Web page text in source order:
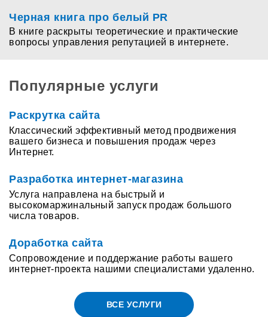
Черная книга про белый PR
В книге раскрыты теоретические и практические
вопросы управления репутацией в интернете.
Популярные услуги
Раскрутка сайта
Классический эффективный метод продвижения
вашего бизнеса и повышения продаж через
Интернет.
Разработка интернет-магазина
Услуга направлена на быстрый и
высокомаржинальный запуск продаж большого
числа товаров.
Доработка сайта
Сопровождение и поддержание работы вашего
интернет-проекта нашими специалистами удаленно.
ВСЕ УСЛУГИ